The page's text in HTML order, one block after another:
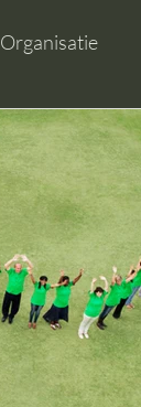
Organisatie